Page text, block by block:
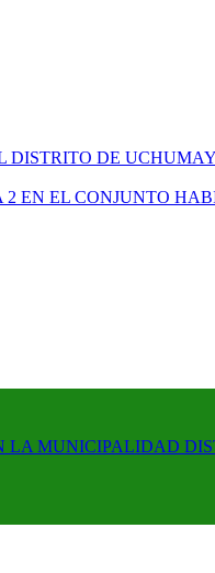
DISTRITO DE
EN EL CONJUNTO
LA MUNICIPALIDAD